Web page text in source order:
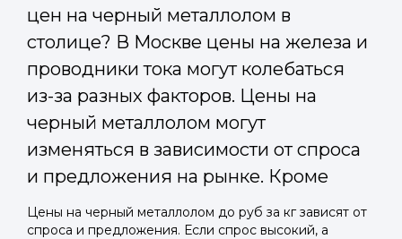
цен на черный металлолом в
столице? В Москве цены на железа и
проводники тока могут колебаться
из-за разных факторов. Цены на
черный металлолом могут
изменяться в зависимости от спроса
и предложения на рынке. Кроме
Цены на черный металлолом до руб за кг зависят от
спроса и предложения. Если спрос высокий, а